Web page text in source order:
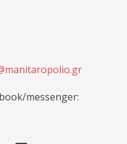
messenger: